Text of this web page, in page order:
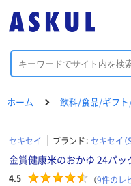
ホーム 飲料/食品/ギフ
セキセイ ブランド： セキセイ（
金賞健康米のおかゆ 24パ
4.5 （9件のレ